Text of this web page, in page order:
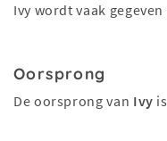
Ivy wordt vaak gegeven
Oorsprong
De oorsprong van Ivy